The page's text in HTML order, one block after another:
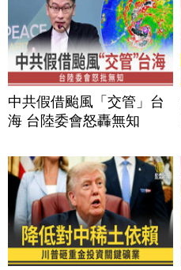
中共假借颱風「交管」台
海 台陸委會怒轟無知